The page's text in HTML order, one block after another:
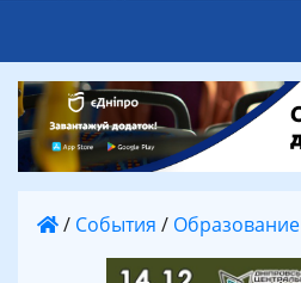
/ События / Образование